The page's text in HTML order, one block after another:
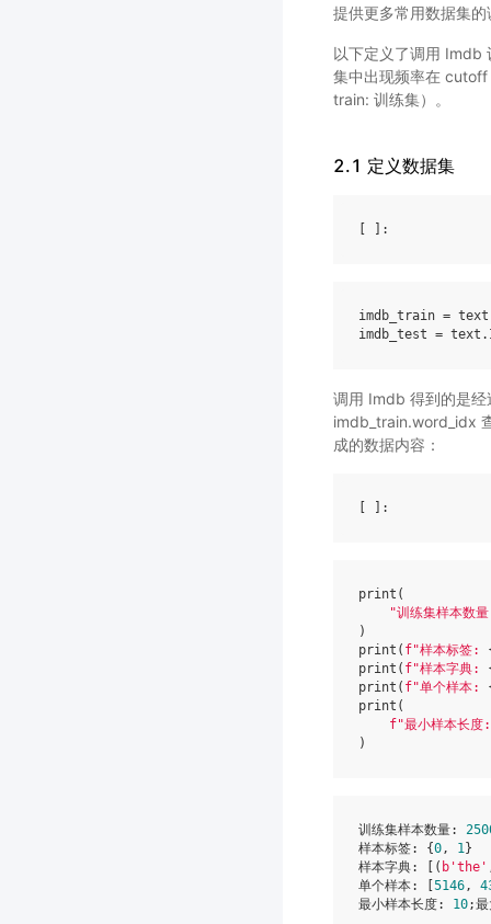
提供更多常用数据集
以下定义了调用 Imdb
集中出现频率在
train: 训练集）。
2.1 定义数据集
imdb_train = text
imdb_test = text .
调用 Imdb 得到的是
imdb_train.word_idx
成的数据内容：
print (
"训练集样本数
)
print ( f"样本标签:
print ( f"样本字典:
print ( f"单个样本:
print (
f"最小样本长
)
训练集样本数量:
样本标签: {0, 1}
样本字典: [( b'the'
单个样本: [ 5146,
最小样本长度: 10;